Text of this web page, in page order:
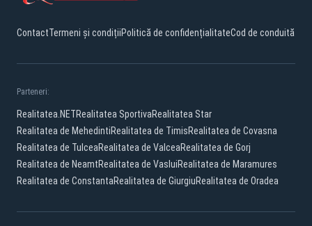
ContactTermeni și condițiiPolitică de confidențialitateCod de conduită
Parteneri:
Realitatea.NETRealitatea SportivaRealitatea Star
Realitatea de MehedintiRealitatea de TimisRealitatea de Covasna
Realitatea de TulceaRealitatea de ValceaRealitatea de Gorj
Realitatea de NeamtRealitatea de VasluiRealitatea de Maramures
Realitatea de ConstantaRealitatea de GiurgiuRealitatea de Oradea